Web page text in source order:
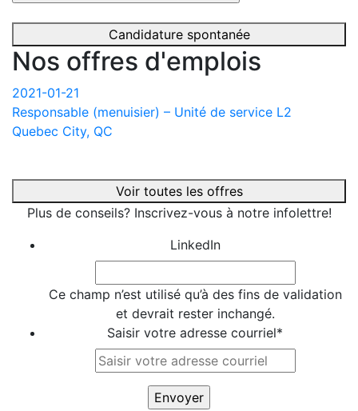
Candidature spontanée
Nos offres d'emplois
2021-01-21
Responsable (menuisier) – Unité de service L2
Quebec City, QC
Voir toutes les offres
Plus de conseils? Inscrivez-vous à notre infolettre!
LinkedIn
Ce champ n’est utilisé qu’à des fins de validation
et devrait rester inchangé.
Saisir votre adresse courriel*